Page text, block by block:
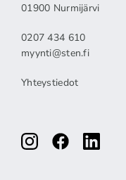
01900 Nurmijärvi
0207 434 610
myynti@sten.fi
Yhteystiedot